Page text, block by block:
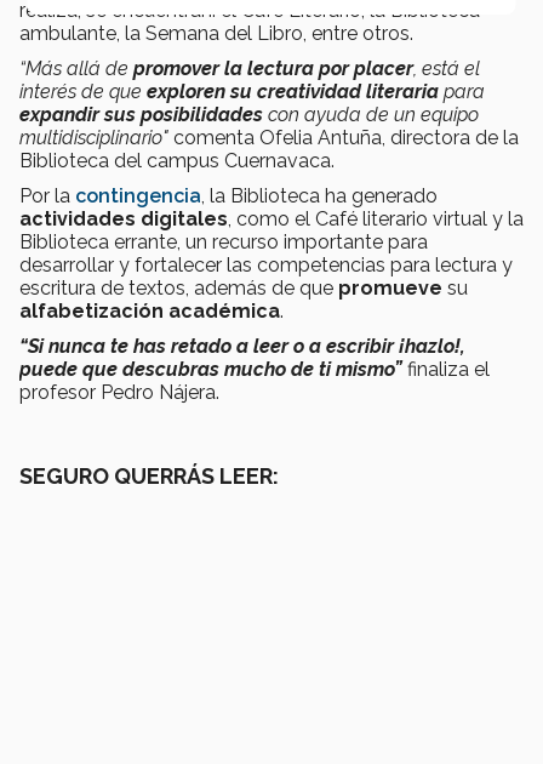
realiza, se encuentran: el Café Literario, la Biblioteca
ambulante, la Semana del Libro, entre otros.
“Más allá de promover la lectura por placer, está el
interés de que exploren su creatividad literaria para
expandir sus posibilidades con ayuda de un equipo
multidisciplinario" comenta Ofelia Antuña, directora de la
Biblioteca del campus Cuernavaca.
Por la contingencia, la Biblioteca ha generado
actividades digitales, como el Café literario virtual y la
Biblioteca errante, un recurso importante para
desarrollar y fortalecer las competencias para lectura y
escritura de textos, además de que promueve su
alfabetización académica.
“Si nunca te has retado a leer o a escribir ¡hazlo!,
puede que descubras mucho de ti mismo” finaliza el
profesor Pedro Nájera.
SEGURO QUERRÁS LEER: